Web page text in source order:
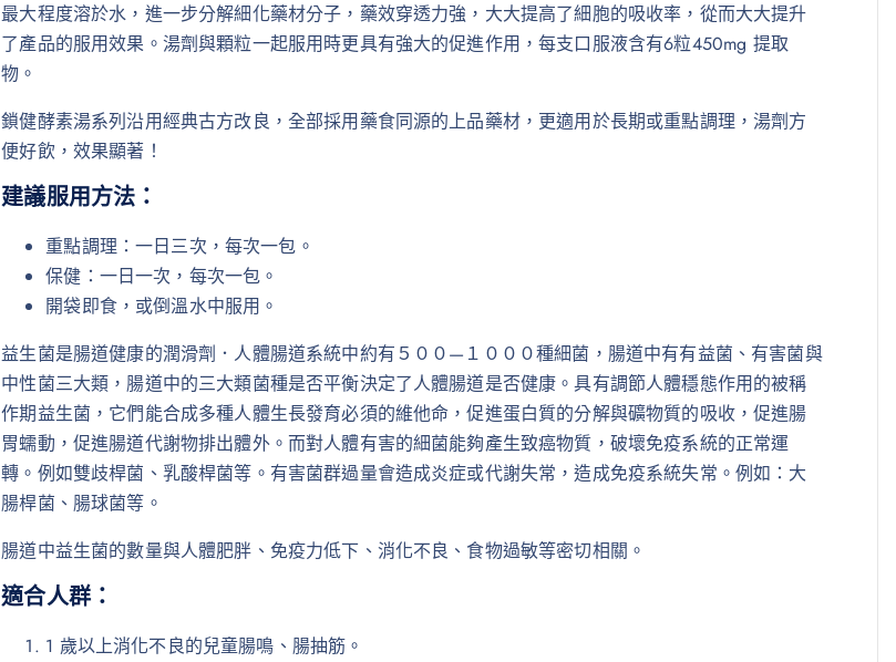
最大程度溶於水，進一步分解細化藥材分子，藥效穿透力強，大大提高了細胞的吸收率，從而大大提升
了產品的服用效果。湯劑與顆粒一起服用時更具有強大的促進作用，每支口服液含有6粒450mg 提取
物。
鎖健酵素湯系列沿用經典古方改良，全部採用藥食同源的上品藥材，更適用於長期或重點調理，湯劑方
便好飲，效果顯著！
建議服用方法：
重點調理：一日三次，每次一包。
保健：一日一次，每次一包。
開袋即食，或倒溫水中服用。
益生菌是腸道健康的潤滑劑．人體腸道系統中約有５００—１０００種細菌，腸道中有有益菌、有害菌與
中性菌三大類，腸道中的三大類菌種是否平衡決定了人體腸道是否健康。具有調節人體穩態作用的被稱
作期益生菌，它們能合成多種人體生長發育必須的維他命，促進蛋白質的分解與礦物質的吸收，促進腸
胃蠕動，促進腸道代謝物排出體外。而對人體有害的細菌能夠產生致癌物質，破壞免疫系統的正常運
轉。例如雙歧桿菌、乳酸桿菌等。有害菌群過量會造成炎症或代謝失常，造成免疫系統失常。例如：大
腸桿菌、腸球菌等。
腸道中益生菌的數量與人體肥胖、免疫力低下、消化不良、食物過敏等密切相關。
適合人群：
1 歲以上消化不良的兒童腸鳴、腸抽筋。